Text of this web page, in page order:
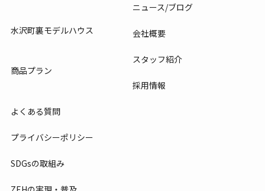
水沢町裏モデルハウス
商品プラン
ニュース/ブログ
会社概要
スタッフ紹介
採用情報
よくある質問
プライバシーポリシー
SDGsの取組み